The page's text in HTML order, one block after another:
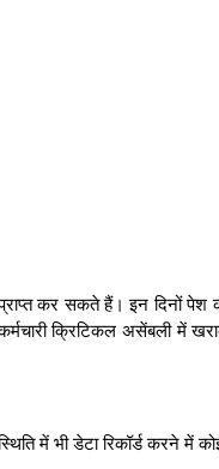
कर सकते हैं। इन दिनों पेश की
क्रिटिकल असेंबली में
में भी डेटा रिकॉर्ड करने में कोई